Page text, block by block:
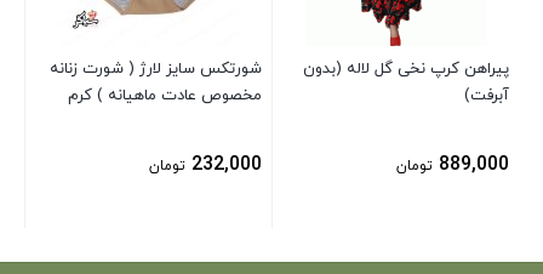
پیراهن کرپ نخی گل لاله (بدون
آبرفت)
889,000 تومان
شورتکس سایز لارژ ( شورت زنانه
مخصوص عادت ماهیانه ) کرم
232,000 تومان